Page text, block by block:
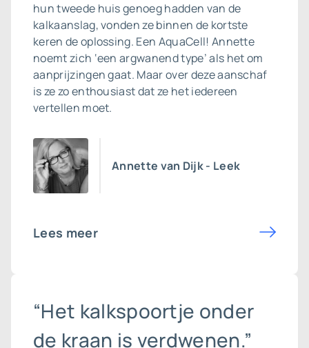
hun tweede huis genoeg hadden van de
kalkaanslag, vonden ze binnen de kortste
keren de oplossing. Een AquaCell! Annette
noemt zich ‘een argwanend type’ als het om
aanprijzingen gaat. Maar over deze aanschaf
is ze zo enthousiast dat ze het iedereen
vertellen moet.
Annette van Dijk - Leek
Lees meer
“Het kalkspoortje onder
de kraan is verdwenen.”